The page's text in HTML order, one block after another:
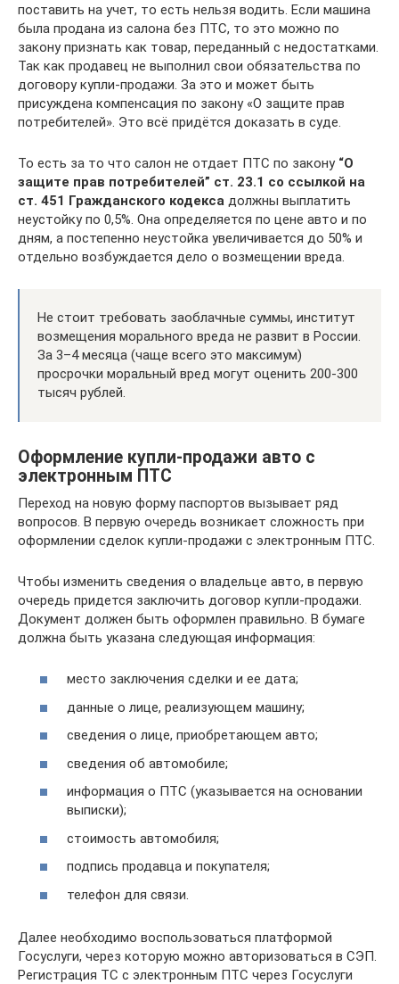
поставить на учет, то есть нельзя водить. Если машина
была продана из салона без ПТС, то это можно по
закону признать как товар, переданный с недостатками.
Так как продавец не выполнил свои обязательства по
договору купли-продажи. За это и может быть
присуждена компенсация по закону «О защите прав
потребителей». Это всё придётся доказать в суде.
То есть за то что салон не отдает ПТС по закону “О
защите прав потребителей” ст. 23.1 со ссылкой на
ст. 451 Гражданского кодекса должны выплатить
неустойку по 0,5%. Она определяется по цене авто и по
дням, а постепенно неустойка увеличивается до 50% и
отдельно возбуждается дело о возмещении вреда.
Не стоит требовать заоблачные суммы, институт
возмещения морального вреда не развит в России.
За 3–4 месяца (чаще всего это максимум)
просрочки моральный вред могут оценить 200-300
тысяч рублей.
Оформление купли-продажи авто с
электронным ПТС
Переход на новую форму паспортов вызывает ряд
вопросов. В первую очередь возникает сложность при
оформлении сделок купли-продажи с электронным ПТС.
Чтобы изменить сведения о владельце авто, в первую
очередь придется заключить договор купли-продажи.
Документ должен быть оформлен правильно. В бумаге
должна быть указана следующая информация:
место заключения сделки и ее дата;
данные о лице, реализующем машину;
сведения о лице, приобретающем авто;
сведения об автомобиле;
информация о ПТС (указывается на основании
выписки);
стоимость автомобиля;
подпись продавца и покупателя;
телефон для связи.
Далее необходимо воспользоваться платформой
Госуслуги, через которую можно авторизоваться в СЭП.
Регистрация ТС с электронным ПТС через Госуслуги